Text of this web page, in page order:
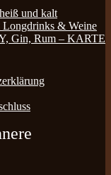
und kalt
& Weine
Gin, Rum – KARTE